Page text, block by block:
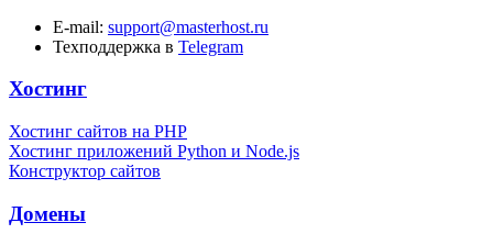
E-mail: support@masterhost.ru
Техподдержка в Telegram
Хостинг
Хостинг сайтов на PHP
Хостинг приложений Python и Node.js
Конструктор сайтов
Домены